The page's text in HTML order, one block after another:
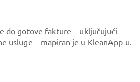
do gotove fakture – uključujući
usluge – mapiran je u KleanApp-u.